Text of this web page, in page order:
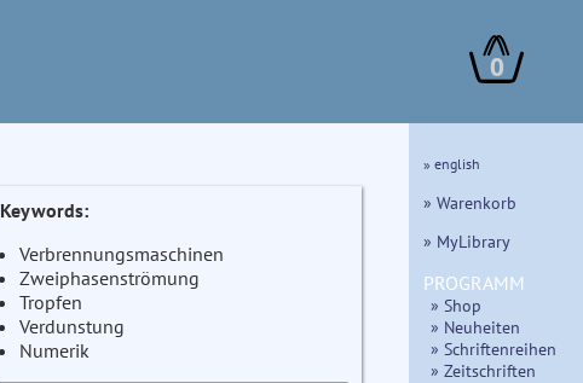
0
Keywords:
Verbrennungsmaschinen
Zweiphasenströmung
Tropfen
Verdunstung
Numerik
» english
» Warenkorb
» MyLibrary
PROGRAMM
» Shop
» Neuheiten
» Schriftenreihen
» Zeitschriften